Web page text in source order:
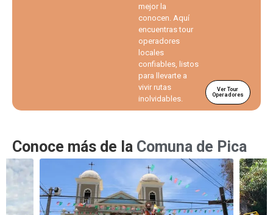
mejor la
conocen. Aquí
encuentras tour
operadores
locales
confiables, listos
para llevarte a
vivir rutas
inolvidables.
Ver Tour
Operadores
Conoce más de la Comuna de Pica